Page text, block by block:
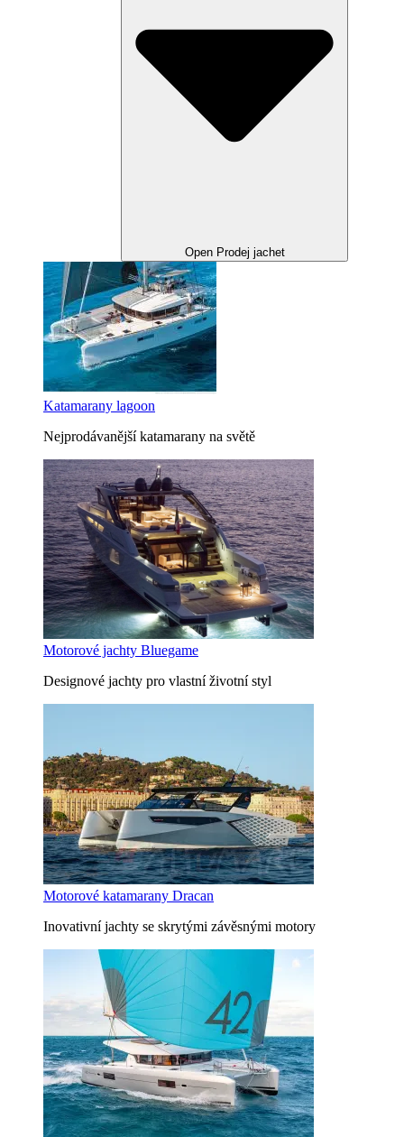
Open Prodej jachet
Katamarany lagoon
Nejprodávanější katamarany na světě
Motorové jachty Bluegame
Designové jachty pro vlastní životní styl
Motorové katamarany Dracan
Inovativní jachty se skrytými závěsnými motory